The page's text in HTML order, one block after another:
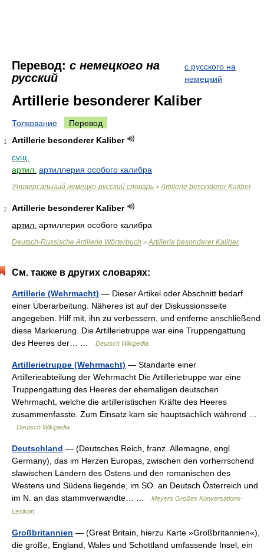
Перевод: с немецкого на
русский
с русского на
немецкий
Artillerie besonderer Kaliber
Толкование Перевод
1
Artillerie besonderer Kaliber
сущ.
артил. артиллерия особого калибра
Универсальный немецко-русский словарь > Artillerie besonderer Kaliber
2
Artillerie besonderer Kaliber
артил. артиллерия особого калибра
Deutsch-Russische Artillerie Wörterbuch > Artillerie besonderer Kaliber
См. также в других словарях:
Artillerie (Wehrmacht) — Dieser Artikel oder Abschnitt bedarf
einer Überarbeitung. Näheres ist auf der Diskussionsseite
angegeben. Hilf mit, ihn zu verbessern, und entferne anschließend
diese Markierung. Die Artillerietruppe war eine Truppengattung
des Heeres der… …
Deutsch Wikipedia
Artillerietruppe (Wehrmacht) — Standarte einer
Artillerieabteilung der Wehrmacht Die Artillerietruppe war eine
Truppengattung des Heeres der ehemaligen deutschen
Wehrmacht, welche die artilleristischen Kräfte des Heeres
zusammenfasste. Zum Einsatz kam sie hauptsächlich während …
Deutsch Wikipedia
Deutschland — (Deutsches Reich, franz. Allemagne, engl.
Germany), das im Herzen Europas, zwischen den vorherrschend
slawischen Ländern des Ostens und den romanischen des
Westens und Südens liegende, im SO. an Deutsch Österreich und
im N. an das stammverwandte… …
Meyers Großes Konversations-
Lexikon
Großbritannien — (Great Britain, hierzu Karte »Großbritannien«),
die große, England, Wales und Schottland umfassende Insel, ein